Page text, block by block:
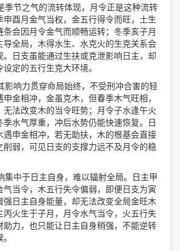
节之气的流转体现，月令正是这种流转
申酉月金气当权，金五行得令而旺，土生
会因月令金气而顺畅运转；冬季亥子月
全局，木得水生、水克火的生克关系会
。日支虽能通过生扶或克泄影响日主，却
定的五行生克大环境。
响力贯穿命局始终，不受刑冲合害的轻
金相冲，金虽克木，但春季木气旺相，
法改变木的当令旺势；月令子水逢午火
水气厚重，冲后水势仍能快速恢复。日
遇申金相冲，若无助扶，木的根基会直接
削弱，可见日支的支撑力远不及月令的稳
中于日主自身，难以辐射全局。日主甲
当令，木五行失令偏弱，即便日支为寅
日主自身能量，却无法改变全局金旺木
火生于子月，月令水气当令，火五行失
力，也只能让日主自身稍强，不能逆转